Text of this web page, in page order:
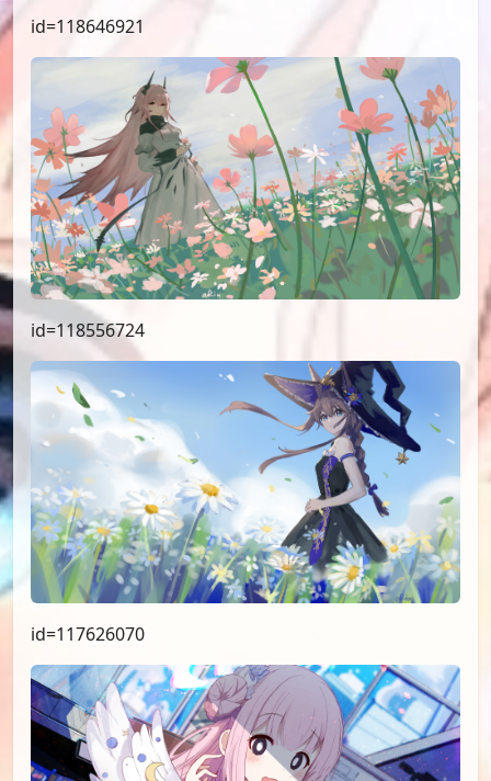
id=118646921
id=118556724
id=117626070